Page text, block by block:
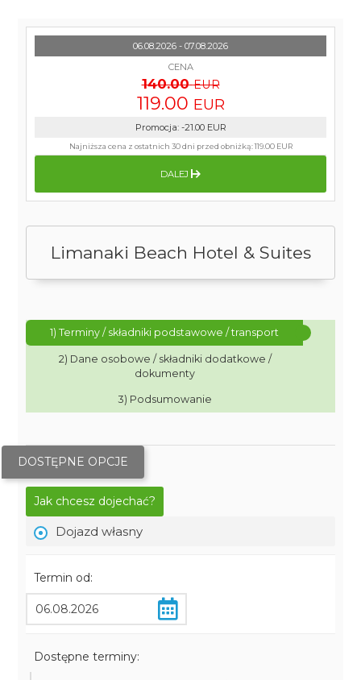
Limanaki Beach Hotel & Suites
1) Terminy / składniki podstawowe / transport
2) Dane osobowe / składniki dodatkowe /
dokumenty
3) Podsumowanie
DOSTĘPNE OPCJE
Jak chcesz dojechać?
Dojazd własny
Termin od:
Dostępne terminy:
06.08.2026 - 07.08.2026
CENA
140.00 EUR
119.00 EUR
Promocja: -21.00 EUR
Najniższa cena z ostatnich 30 dni przed obniżką:119.00 EUR
DALEJ